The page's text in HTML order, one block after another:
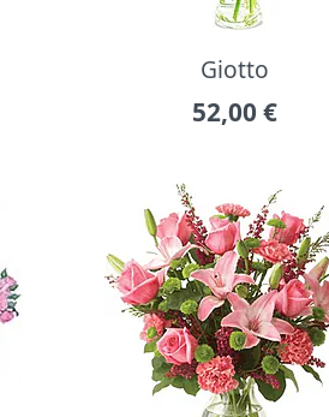
Giotto
52,00 €